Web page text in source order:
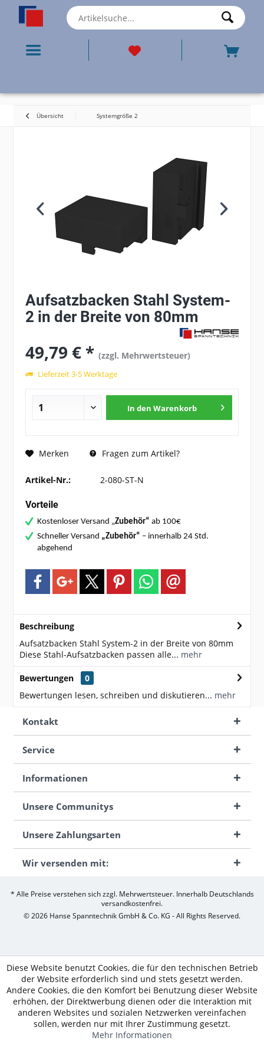
Übersicht Systemgröße 2
Aufsatzbacken Stahl System-
2 in der Breite von 80mm
49,79 € *(zzgl. Mehrwertsteuer)
Lieferzeit 3-5 Werktage
In den Warenkorb
Merken Fragen zum Artikel?
Artikel-Nr.: 2-080-ST-N
Vorteile
Kostenloser Versand „Zubehör“ ab 100€
Schneller Versand „Zubehör“ – innerhalb 24 Std.
abgehend
Beschreibung
Aufsatzbacken Stahl System-2 in der Breite von 80mm
Diese Stahl-Aufsatzbacken passen alle... mehr
Bewertungen
0
Bewertungen lesen, schreiben und diskutieren... mehr
Kontakt
Service
Informationen
Unsere Communitys
Unsere Zahlungsarten
Wir versenden mit:
* Alle Preise verstehen sich zzgl. Mehrwertsteuer. Innerhalb Deutschlands
versandkostenfrei.
© 2026 Hanse Spanntechnik GmbH & Co. KG - All Rights Reserved.
Diese Website benutzt Cookies, die für den technischen Betrieb
der Website erforderlich sind und stets gesetzt werden.
Andere Cookies, die den Komfort bei Benutzung dieser Website
erhöhen, der Direktwerbung dienen oder die Interaktion mit
anderen Websites und sozialen Netzwerken vereinfachen
sollen, werden nur mit Ihrer Zustimmung gesetzt.
Mehr Informationen